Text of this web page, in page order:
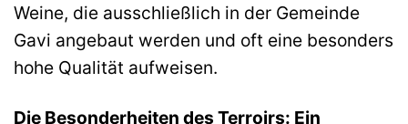
Weine, die ausschließlich in der Gemeinde
Gavi angebaut werden und oft eine besonders
hohe Qualität aufweisen.
Die Besonderheiten des Terroirs: Ein